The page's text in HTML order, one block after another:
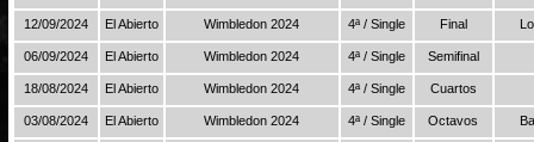
12/09/2024 El Abierto Wimbledon 2024 4ª / Single Final
06/09/2024 El Abierto Wimbledon 2024 4ª / Single Semifinal
18/08/2024 El Abierto Wimbledon 2024 4ª / Single Cuartos
03/08/2024 El Abierto Wimbledon 2024 4ª / Single Octavos